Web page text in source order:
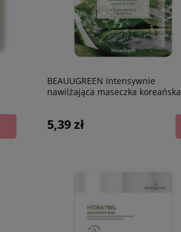
BEAUUGREEN Intensywnie
nawilżająca maseczka koreańska
5,39 zł